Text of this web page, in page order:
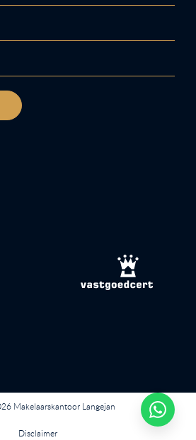
Makelaarskantoor Langejan
Disclaimer